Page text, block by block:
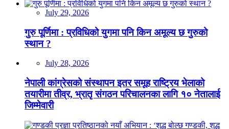
July 29, 2026
गुरु पूर्णिमा : प्रविधिको युगमा पनि किन अमूल्य छ गुरुको
स्थान ?
July 28, 2026
नेपाली कांग्रेसको संस्थापन इतर समूह राष्ट्रिय भेलाको
तयारीमा तीव्र, भ्रातृ संगठन परिचालनका लागि १० नेतालाई
जिम्मेवारी